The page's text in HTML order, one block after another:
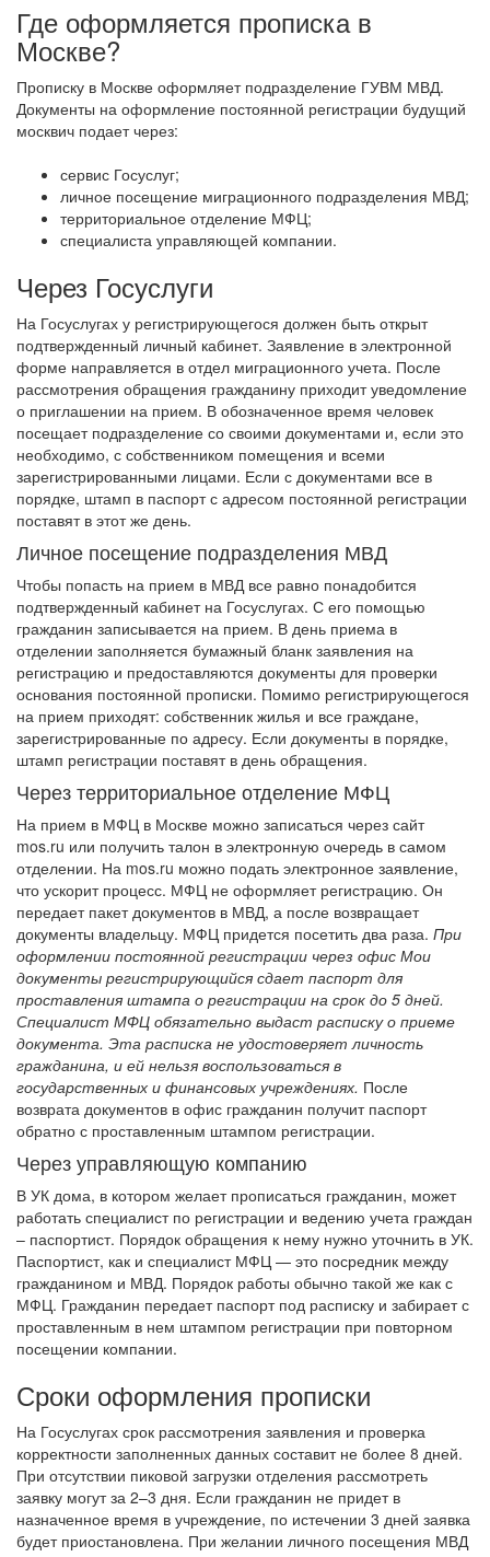
Где оформляется прописка в
Москве?
Прописку в Москве оформляет подразделение ГУВМ МВД.
Документы на оформление постоянной регистрации будущий
москвич подает через:
сервис Госуслуг;
личное посещение миграционного подразделения МВД;
территориальное отделение МФЦ;
специалиста управляющей компании.
Через Госуслуги
На Госуслугах у регистрирующегося должен быть открыт
подтвержденный личный кабинет. Заявление в электронной
форме направляется в отдел миграционного учета. После
рассмотрения обращения гражданину приходит уведомление
о приглашении на прием. В обозначенное время человек
посещает подразделение со своими документами и, если это
необходимо, с собственником помещения и всеми
зарегистрированными лицами. Если с документами все в
порядке, штамп в паспорт с адресом постоянной регистрации
поставят в этот же день.
Личное посещение подразделения МВД
Чтобы попасть на прием в МВД все равно понадобится
подтвержденный кабинет на Госуслугах. С его помощью
гражданин записывается на прием. В день приема в
отделении заполняется бумажный бланк заявления на
регистрацию и предоставляются документы для проверки
основания постоянной прописки. Помимо регистрирующегося
на прием приходят: собственник жилья и все граждане,
зарегистрированные по адресу. Если документы в порядке,
штамп регистрации поставят в день обращения.
Через территориальное отделение МФЦ
На прием в МФЦ в Москве можно записаться через сайт
mos.ru или получить талон в электронную очередь в самом
отделении. На mos.ru можно подать электронное заявление,
что ускорит процесс. МФЦ не оформляет регистрацию. Он
передает пакет документов в МВД, а после возвращает
документы владельцу. МФЦ придется посетить два раза. При
оформлении постоянной регистрации через офис Мои
документы регистрирующийся сдает паспорт для
проставления штампа о регистрации на срок до 5 дней.
Специалист МФЦ обязательно выдаст расписку о приеме
документа. Эта расписка не удостоверяет личность
гражданина, и ей нельзя воспользоваться в
государственных и финансовых учреждениях. После
возврата документов в офис гражданин получит паспорт
обратно с проставленным штампом регистрации.
Через управляющую компанию
В УК дома, в котором желает прописаться гражданин, может
работать специалист по регистрации и ведению учета граждан
– паспортист. Порядок обращения к нему нужно уточнить в УК.
Паспортист, как и специалист МФЦ — это посредник между
гражданином и МВД. Порядок работы обычно такой же как с
МФЦ. Гражданин передает паспорт под расписку и забирает с
проставленным в нем штампом регистрации при повторном
посещении компании.
Сроки оформления прописки
На Госуслугах срок рассмотрения заявления и проверка
корректности заполненных данных составит не более 8 дней.
При отсутствии пиковой загрузки отделения рассмотреть
заявку могут за 2–3 дня. Если гражданин не придет в
назначенное время в учреждение, по истечении 3 дней заявка
будет приостановлена. При желании личного посещения МВД